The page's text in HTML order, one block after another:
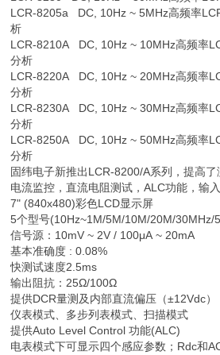
LCR-8205a DC, 10Hz ~ 5MHz高频率
析
LCR-8210A DC, 10Hz ~ 10MHz高频率
分析
LCR-8220A DC, 10Hz ~ 20MHz高频率
分析
LCR-8230A DC, 10Hz ~ 30MHz高频率
分析
LCR-8250A DC, 10Hz ~ 50MHz高频率
分析
固纬电子新推出LCR-8200/A系列，提高了
电流监控，直流电阻测试，ALC功能，输
7" (840x480)彩色LCD显示屏
5个型号(10Hz~1M/5M/10M/20M/30MHz/
信号源：10mV ~ 2V / 100μA ~ 20mA
基本准确度 : 0.08%
快测试速度2.5ms
输出阻抗：25Ω/100Ω
提供DCR量测及内部直流偏压（±12Vdc）
仪表模式、多步列表模式、扫描模式
提供Auto Level Control 功能(ALC)
电表模式下可显示四个感应参数；Rdc和